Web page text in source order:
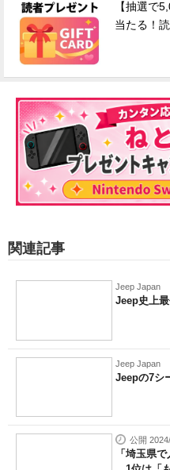
【抽選で
当たる！
関連記事
Jeep Japan
Jeep史上
Jeep Japan
Jeepの7シ
公開
「埼玉県